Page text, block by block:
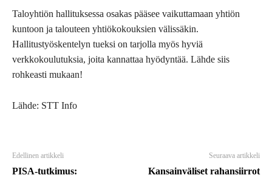
Taloyhtiön hallituksessa osakas pääsee vaikuttamaan yhtiön
kuntoon ja talouteen yhtiökokouksien välissäkin.
Hallitustyöskentelyn tueksi on tarjolla myös hyviä
verkkokoulutuksia, joita kannattaa hyödyntää. Lähde siis
rohkeasti mukaan!
Lähde: STT Info
Edellinen artikkeli
PISA-tutkimus:
Seuraava artikkeli
Kansainväliset rahansiirrot